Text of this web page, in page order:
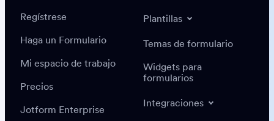
Regístrese
Haga un Formulario
Mi espacio de trabajo
Precios
Jotform Enterprise
Plantillas
Temas de formulario
Widgets para
formularios
Integraciones